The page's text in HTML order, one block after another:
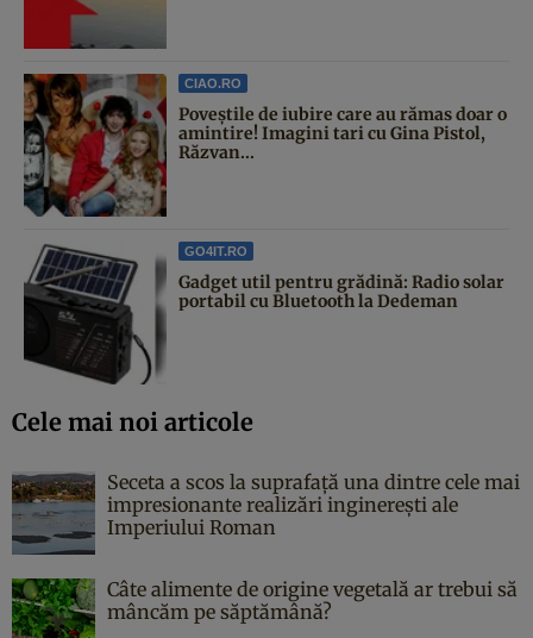
CIAO.RO
Poveştile de iubire care au rămas doar o
amintire! Imagini tari cu Gina Pistol,
Răzvan...
GO4IT.RO
Gadget util pentru grădină: Radio solar
portabil cu Bluetooth la Dedeman
Cele mai noi articole
Seceta a scos la suprafață una dintre cele mai
impresionante realizări inginerești ale
Imperiului Roman
Câte alimente de origine vegetală ar trebui să
mâncăm pe săptămână?